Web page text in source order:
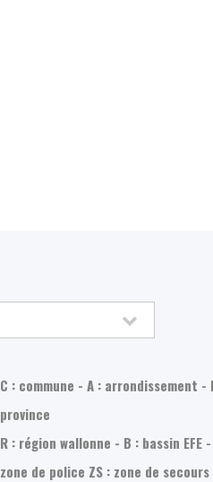
C : commune - A : arrondissement -
province
R : région wallonne - B : bassin EFE
zone de police ZS : zone de secours